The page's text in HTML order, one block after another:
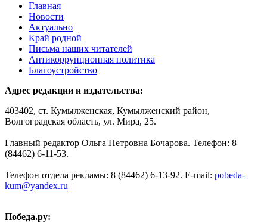
Главная
Новости
Актуально
Край родной
Письма наших читателей
Антикоррупционная политика
Благоустройство
Адрес редакции и издательства:
403402, ст. Кумылженская, Кумылженский район,
Волгоградская область, ул. Мира, 25.
Главный редактор Ольга Петровна Бочарова. Телефон: 8
(84462) 6-11-53.
Телефон отдела рекламы: 8 (84462) 6-13-92. E-mail: pobeda-
kum@yandex.ru
Победа.ру: